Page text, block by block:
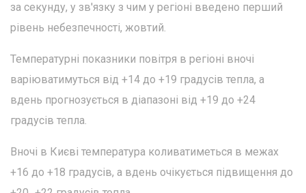
за секунду, у зв'язку з чим у регіоні введено перший
рівень небезпечності, жовтий.
Температурні показники повітря в регіоні вночі
варіюватимуться від +14 до +19 градусів тепла, а
вдень прогнозується в діапазоні від +19 до +24
градусів тепла.
Вночі в Києві температура коливатиметься в межах
+16 до +18 градусів, а вдень очікується підвищення до